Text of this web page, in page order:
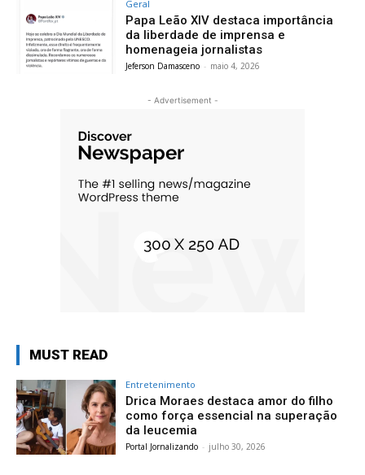
Geral
Papa Leão XIV destaca importância
da liberdade de imprensa e
homenageia jornalistas
Jeferson Damasceno - maio 4, 2026
- Advertisement -
MUST READ
Entretenimento
Drica Moraes destaca amor do filho
como força essencial na superação
da leucemia
Portal Jornalizando - julho 30, 2026